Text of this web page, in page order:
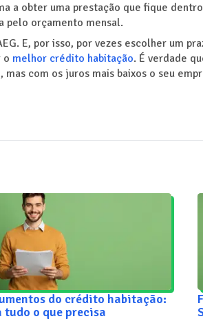
a obter uma prestação que fique
pelo orçamento mensal.
E, por isso, por vezes escolher um
o melhor crédito habitação. É verdade
com os juros mais baixos o seu
do crédito habitação:
tudo o que precisa